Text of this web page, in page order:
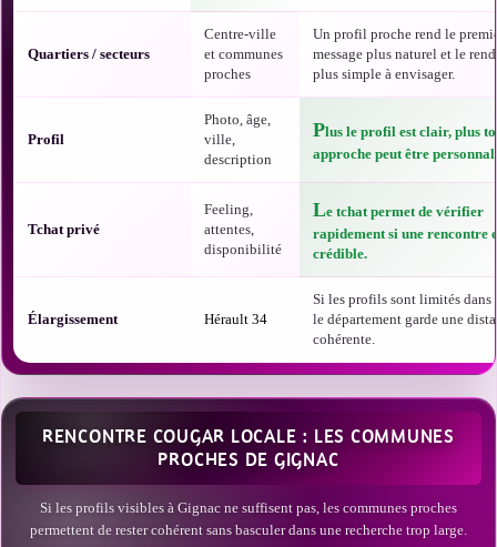
Quartiers / secteurs
Centre-ville
et communes
proches
Un profil proche rend le
message plus naturel et le
plus simple à envisager.
Profil
Photo, âge,
ville,
description
Plus le profil est clair, plus
approche peut être
Tchat privé
Feeling,
attentes,
disponibilité
Le tchat permet de vérifier
rapidement si une rencontre
crédible.
Élargissement Hérault 34
Si les profils sont limités dans
le département garde une
cohérente.
RENCONTRE COUGAR LOCALE : LES COMMUNES
PROCHES DE GIGNAC
Si les profils visibles à Gignac ne suffisent pas, les communes proches
permettent de rester cohérent sans basculer dans une recherche trop large.